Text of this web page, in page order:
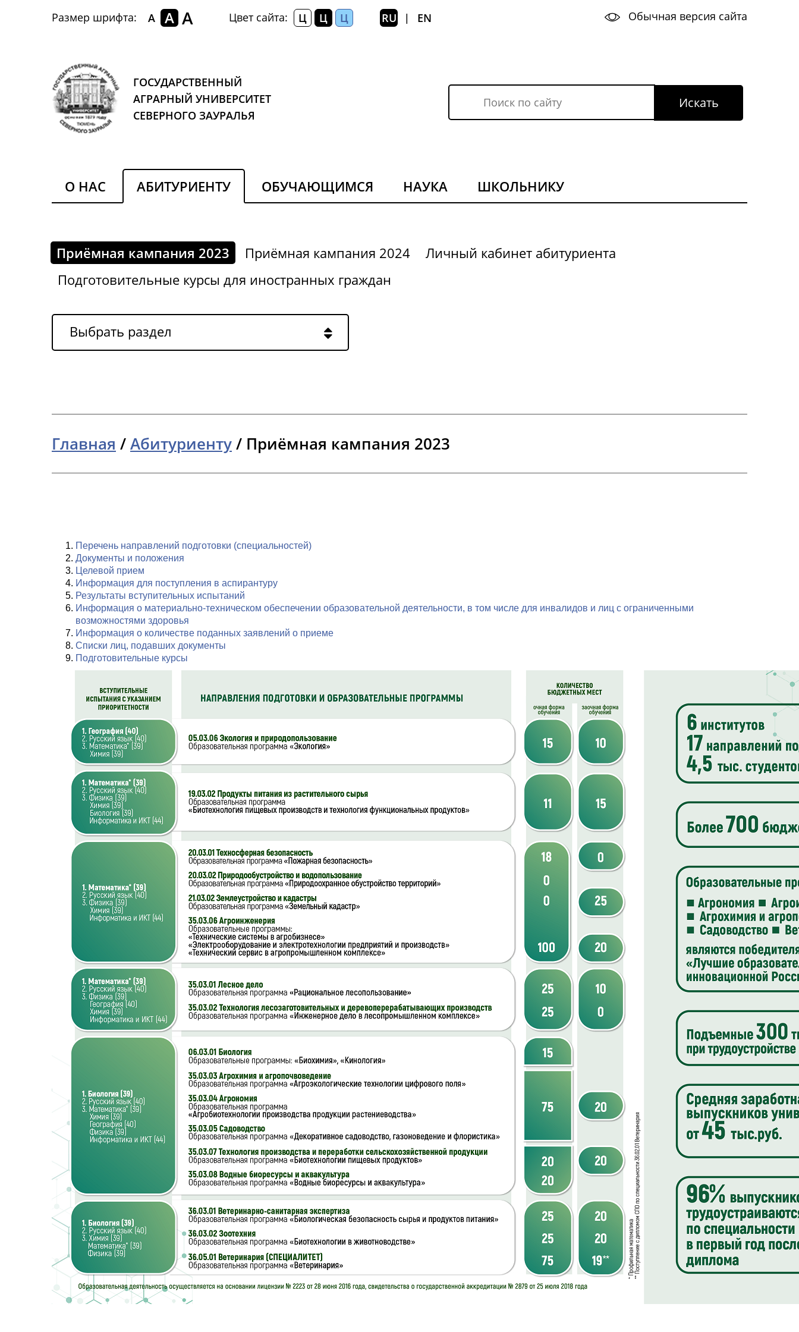
Размер шрифта: A A A Цвет сайта: Ц Ц Ц RU EN Обычная версия сайта
ГОСУДАРСТВЕННЫЙ
АГРАРНЫЙ УНИВЕРСИТЕТ
СЕВЕРНОГО ЗАУРАЛЬЯ
О НАС АБИТУРИЕНТУ ОБУЧАЮЩИМСЯ НАУКА ШКОЛЬНИКУ
Приёмная кампания 2023 Приёмная кампания 2024
Личный кабинет абитуриента
Подготовительные курсы для иностранных граждан
Выбрать раздел
Главная /Абитуриенту/ Приёмная кампания 2023
Перечень направлений подготовки (специальностей)
Документы и положения
Целевой прием
Информация для поступления в аспирантуру
Результаты вступительных испытаний
Информация о материально-техническом обеспечении образовательной деятельности, в том числе для инвалидов и лиц с ограниченными
возможностями здоровья
Информация о количестве поданных заявлений о приеме
Списки лиц, подавших документы
Подготовительные курсы